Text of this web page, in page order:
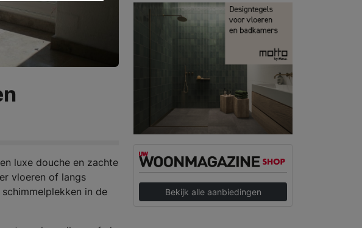
luxe douche en zachte
vloeren of langs
in de
Bekijk alle aanbiedingen